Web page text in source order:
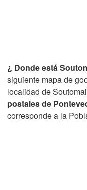
¿ Donde está
siguiente mapa de
localidad de
postales de
corresponde a la